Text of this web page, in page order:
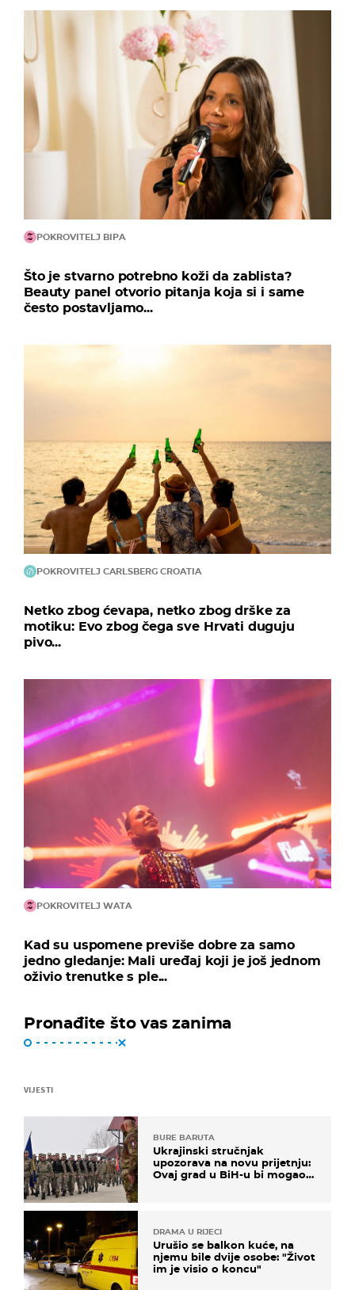
POKROVITELJ BIPA
Što je stvarno potrebno koži da zablista?
Beauty panel otvorio pitanja koja si i same
često postavljamo...
POKROVITELJ CARLSBERG CROATIA
Netko zbog ćevapa, netko zbog drške za
motiku: Evo zbog čega sve Hrvati duguju
pivo...
POKROVITELJ WATA
Kad su uspomene previše dobre za samo
jedno gledanje: Mali uređaj koji je još jednom
oživio trenutke s ple...
Pronađite što vas zanima
VIJESTI
BURE BARUTA
Ukrajinski stručnjak
upozorava na novu prijetnju:
Ovaj grad u BiH-u bi mogao
DRAMA U RIJECI
Urušio se balkon kuće, na
njemu bile dvije osobe: "Život
im je visio o koncu"